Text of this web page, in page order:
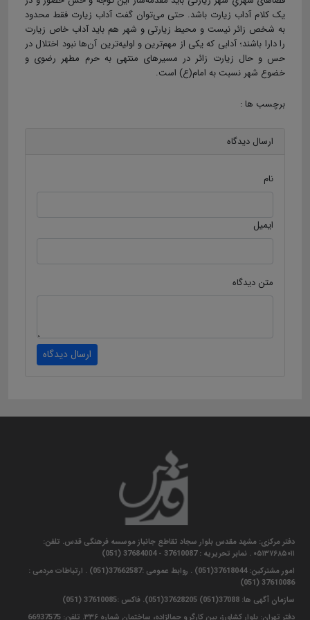
یک کلام آداب زیارت باشد. حتی می‌توان گفت آداب زیارت فقط محدود
به شخص زائر نیست و محیط زیارتی و شهر هم باید آداب خاص زیارت
را دارا باشند؛ آدابی که یکی از مهم‌ترین و اولیه‌ترین آن‌ها نبود اختلال در
حس و حال زیارت زائر در مسیرهای منتهی به حرم مطهر رضوی و
خضوع شهر نسبت به امام(ع) است.
برچسب ها :
ارسال دیدگاه
نام
ایمیل
متن دیدگاه
ارسال دیدگاه
دفتر مرکزی: مشهد مقدس بلوار سجاد تقاطع جانباز موسسه فرهنگی قدس. تلفن:
۰۵۱۳۷۶۸۵۰۱۱ . نمابر تحریریه : 37610087 - 37684004 (051)
امور مشترکین: 37618044(051) . روابط عمومی :37662587(051) . ارتباطات مردمی :
37610086 (051)
سازمان آگهی ها: 37088(051) 37628205(051). فاکس :37610085 (051)